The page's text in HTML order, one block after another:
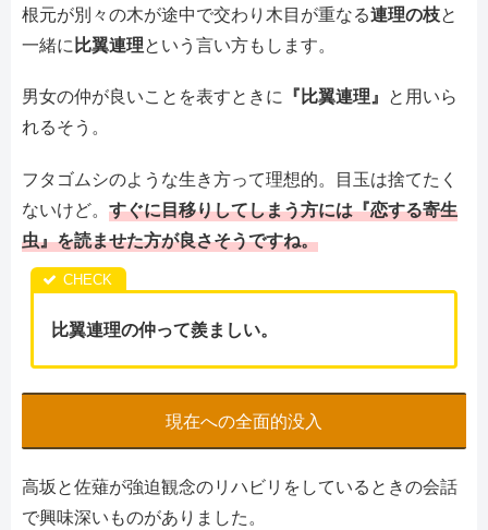
根元が別々の木が途中で交わり木目が重なる連理の枝と
一緒に比翼連理という言い方もします。
男女の仲が良いことを表すときに 『比翼連理』 と用いら
れるそう。
フタゴムシのような生き方って理想的。目玉は捨てたく
ないけど。 すぐに目移りしてしまう方には『恋する寄生
虫』を読ませた方が良さそうですね。
比翼連理の仲って羨ましい。
現在への全面的没入
高坂と佐薙が強迫観念のリハビリをしているときの会話
で興味深いものがありました。